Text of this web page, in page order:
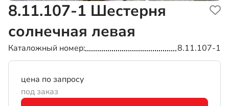
8.11.107-1 Шестерня
солнечная левая
Каталожный номер 8.11.107-1
цена по запросу
под заказ